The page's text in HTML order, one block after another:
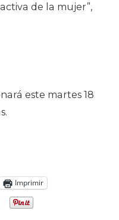
de la mujer”,
este martes 18
Imprimir